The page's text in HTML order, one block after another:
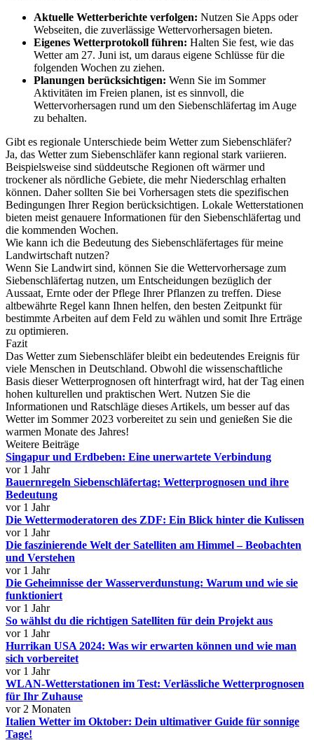
Aktuelle Wetterberichte verfolgen: Nutzen Sie Apps oder
Webseiten, die zuverlässige Wettervorhersagen bieten.
Eigenes Wetterprotokoll führen: Halten Sie fest, wie das
Wetter am 27. Juni ist, um daraus eigene Schlüsse für die
folgenden Wochen zu ziehen.
Planungen berücksichtigen: Wenn Sie im Sommer
Aktivitäten im Freien planen, ist es sinnvoll, die
Wettervorhersagen rund um den Siebenschläfertag im Auge
zu behalten.
Gibt es regionale Unterschiede beim Wetter zum Siebenschläfer?
Ja, das Wetter zum Siebenschläfer kann regional stark variieren.
Beispielsweise sind süddeutsche Regionen oft wärmer und
trockener als nördliche Gebiete, die mehr Niederschlag erhalten
können. Daher sollten Sie bei Vorhersagen stets die spezifischen
Bedingungen Ihrer Region berücksichtigen. Lokale Wetterstationen
bieten meist genauere Informationen für den Siebenschläfertag und
die kommenden Wochen.
Wie kann ich die Bedeutung des Siebenschläfertages für meine
Landwirtschaft nutzen?
Wenn Sie Landwirt sind, können Sie die Wettervorhersage zum
Siebenschläfertag nutzen, um Entscheidungen bezüglich der
Aussaat, Ernte oder der Pflege Ihrer Pflanzen zu treffen. Diese
altbewährte Regel kann Ihnen helfen, den besten Zeitpunkt für
bestimmte Arbeiten auf dem Feld zu wählen und somit Ihre Erträge
zu optimieren.
Fazit
Das Wetter zum Siebenschläfer bleibt ein bedeutendes Ereignis für
viele Menschen in Deutschland. Obwohl die wissenschaftliche
Basis dieser Wetterprognosen oft hinterfragt wird, hat der Tag einen
hohen kulturellen und praktischen Wert. Nutzen Sie die
Informationen und Ratschläge dieses Artikels, um besser auf das
Wetter im Sommer 2023 vorbereitet zu sein und genießen Sie die
warmen Monate des Jahres!
Weitere Beiträge
Singapur und Erdbeben: Eine unerwartete Verbindung
vor 1 Jahr
Bauernregeln Siebenschläfertag: Wetterprognosen und ihre
Bedeutung
vor 1 Jahr
Die Wettermoderatoren des ZDF: Ein Blick hinter die Kulissen
vor 1 Jahr
Die faszinierende Welt der Satelliten am Himmel – Beobachten
und Verstehen
vor 1 Jahr
Die Geheimnisse der Wasserverdunstung: Warum und wie sie
funktioniert
vor 1 Jahr
So wählst du die richtigen Satelliten für dein Projekt aus
vor 1 Jahr
Hurrikan USA 2024: Was wir erwarten können und wie man
sich vorbereitet
vor 1 Jahr
WLAN-Wetterstationen im Test: Verlässliche Wetterprognosen
für Ihr Zuhause
vor 2 Monaten
Italien Wetter im Oktober: Dein ultimativer Guide für sonnige
Tage!